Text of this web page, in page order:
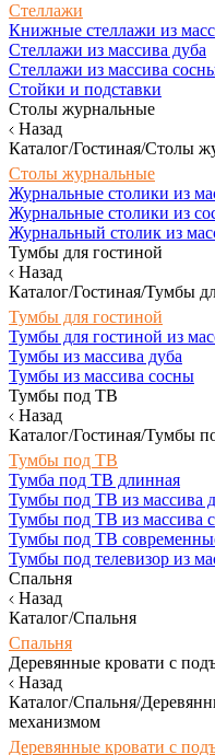
Стеллажи
Книжные стеллажи из
Стеллажи из массива дуба
Стеллажи из массива
Стойки и подставки
Столы журнальные
Назад
Каталог/Гостиная/Столы
Столы журнальные
Журнальные столики из
Журнальные столики из
Журнальный столик из
Тумбы для гостиной
Назад
Каталог/Гостиная/Тумбы
Тумбы для гостиной
Тумбы для гостиной из
Тумбы из массива дуба
Тумбы из массива сосны
Тумбы под ТВ
Назад
Каталог/Гостиная/Тумбы
Тумбы под ТВ
Тумба под ТВ длинная
Тумбы под ТВ из массива
Тумбы под ТВ из массива
Тумбы под ТВ
Тумбы под телевизор из
Спальня
Назад
Каталог/Спальня
Спальня
Деревянные кровати с
Назад
Каталог/Спальня/
механизмом
Деревянные кровати с